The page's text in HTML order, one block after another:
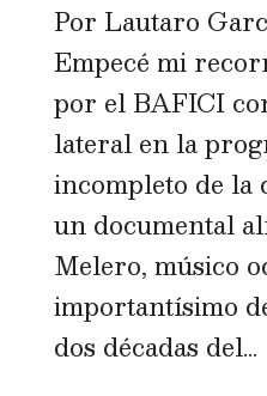
Por Lautaro
Empecé mi
por el BAFICI
lateral en la
incompleto de la
un documental
Melero, músico
importantísimo
dos décadas del...